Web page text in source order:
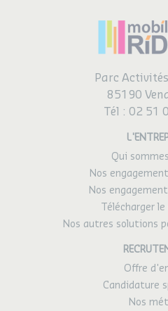
Parc
85190
Tél : 02 51
Qui
Nos
Nos
Télécharger
Nos autres solutions
Offre
Candidature
Nos